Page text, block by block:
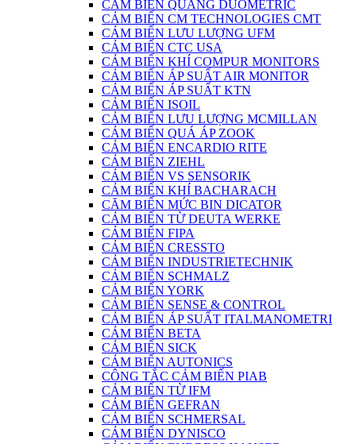
CẢM BIÊN QUANG DUOMETRIC
CẢM BIẾN CM TECHNOLOGIES CMT
CẢM BIẾN LƯU LƯỢNG UFM
CẢM BIẾN CTC USA
CẢM BIẾN KHÍ COMPUR MONITORS
CẢM BIẾN ÁP SUẤT AIR MONITOR
CẢM BIẾN ÁP SUẤT KTN
CẢM BIẾN ISOIL
CẢM BIẾN LƯU LƯỢNG MCMILLAN
CẢM BIẾN QUÁ ÁP ZOOK
CẢM BIẾN ENCARDIO RITE
CẢM BIẾN ZIEHL
CẢM BIẾN VS SENSORIK
CẢM BIẾN KHÍ BACHARACH
CĂM BIẾN MỨC BIN DICATOR
CẢM BIẾN TỪ DEUTA WERKE
CẢM BIẾN FIPA
CẢM BIẾN CRESSTO
CẢM BIẾN INDUSTRIETECHNIK
CẢM BIẾN SCHMALZ
CẢM BIẾN YORK
CẢM BIẾN SENSE & CONTROL
CẢM BIẾN ÁP SUẤT ITALMANOMETRI
CẢM BIẾN BETA
CẢM BIẾN SICK
CẢM BIẾN AUTONICS
CÔNG TẮC CẢM BIẾN PIAB
CẢM BIẾN TỪ IFM
CẢM BIẾN GEFRAN
CẢM BIẾN SCHMERSAL
CẢM BIẾN DYNISCO